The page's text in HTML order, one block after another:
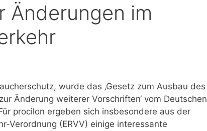
Änderungen im
wurde das ‚Gesetz zum Ausbau des
Änderung weiterer Vorschriften‘ vom Deutschen
procilon ergeben sich insbesondere aus der
Verordnung (ERVV) einige interessante